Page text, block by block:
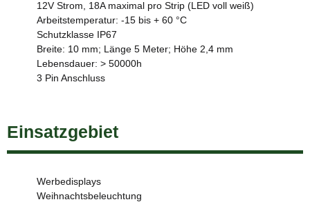
12V Strom, 18A maximal pro Strip (LED voll weiß)
Arbeitstemperatur: -15 bis + 60 °C
Schutzklasse IP67
Breite: 10 mm; Länge 5 Meter; Höhe 2,4 mm
Lebensdauer: > 50000h
3 Pin Anschluss
Einsatzgebiet
Werbedisplays
Weihnachtsbeleuchtung